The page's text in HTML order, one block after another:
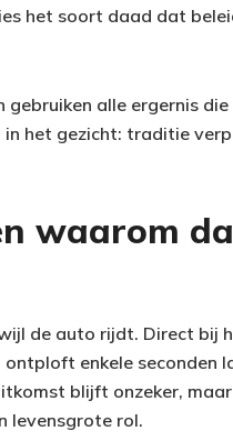
het soort daad dat
gebruiken alle ergernis
het gezicht: traditie
waarom
de auto rijdt. Direct bij
enkele seconden
blijft onzeker,
levensgrote rol.